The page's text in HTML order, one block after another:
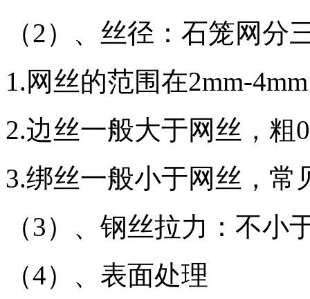
（2）、丝径：石笼网
1.网丝的范围在2mm-4mm
2.边丝一般大于网丝，粗
3.绑丝一般小于网丝，常
（3）、钢丝拉力：不小
（4）、表面处理